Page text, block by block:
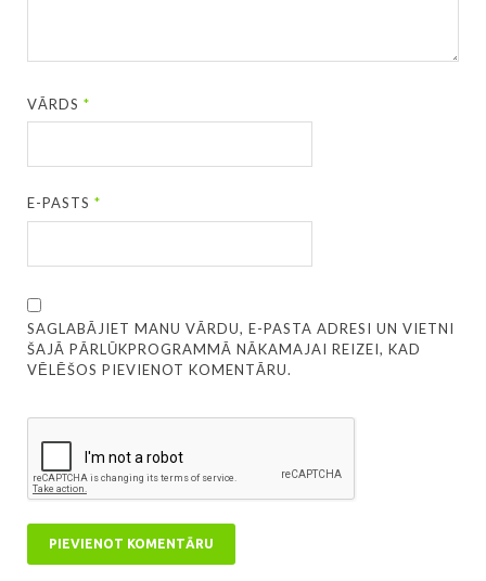
VĀRDS*
E-PASTS*
SAGLABĀJIET MANU VĀRDU, E-PASTA ADRESI UN VIETNI
ŠAJĀ PĀRLŪKPROGRAMMĀ NĀKAMAJAI REIZEI, KAD
VĒLĒŠOS PIEVIENOT KOMENTĀRU.